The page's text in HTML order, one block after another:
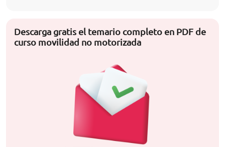
Descarga gratis el temario completo en PDF de
curso movilidad no motorizada